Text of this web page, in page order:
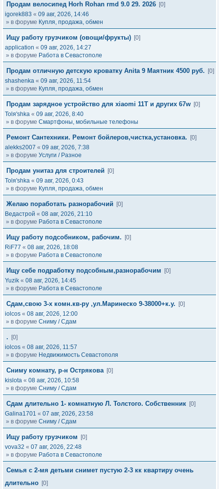
Продам велосипед Horh Rohan rmd 9.0 29. 2026 [0]
igorek883 « 09 авг, 2026, 14:46
» в форуме Купля, продажа, обмен
Ищу работу грузчиком (овощи/фрукты) [0]
application « 09 авг, 2026, 14:27
» в форуме Работа в Севастополе
Продам отличную детскую кроватку Anita 9 Маятник 4500 руб.
[0]
shashenka « 09 авг, 2026, 11:54
» в форуме Купля, продажа, обмен
Продам зарядное устройство для xiaomi 11T и других 67w [0]
Tolя'shka « 09 авг, 2026, 8:40
» в форуме Смартфоны, мобильные телефоны
Ремонт Сантехники. Ремонт бойлеров,чистка,установка.
[0]
alekks2007 « 09 авг, 2026, 7:38
» в форуме Услуги / Разное
Продам унитаз для строителей
[0]
Tolя'shka « 09 авг, 2026, 0:43
» в форуме Купля, продажа, обмен
Желаю поработать разнорабочий
[0]
Ведастрой « 08 авг, 2026, 21:10
» в форуме Работа в Севастополе
Ищу работу подсобником, рабочим.
[0]
RiF77 « 08 авг, 2026, 18:08
» в форуме Работа в Севастополе
Ищу себе подработку подсобным,разнорабочим
[0]
Yuzik « 08 авг, 2026, 14:45
» в форуме Работа в Севастополе
Сдам,свою 3-х комн.кв-ру ,ул.Маринеско 9-38000+к.у.
[0]
iolcos « 08 авг, 2026, 12:00
» в форуме Сниму / Сдам
.
[0]
iolcos « 08 авг, 2026, 11:57
» в форуме Недвижимость Севастополя
Сниму комнату, р-н Острякова [0]
kislota « 08 авг, 2026, 10:58
» в форуме Сниму / Сдам
Сдам длительно 1- комнатную Л. Толстого. Собственник [0]
Galina1701 « 07 авг, 2026, 23:58
» в форуме Сниму / Сдам
Ищу работу грузчиком
[0]
vova32 « 07 авг, 2026, 22:48
» в форуме Работа в Севастополе
Семья с 2-мя детьми снимет пустую 2-3 кк квартиру очень
длительно [0]